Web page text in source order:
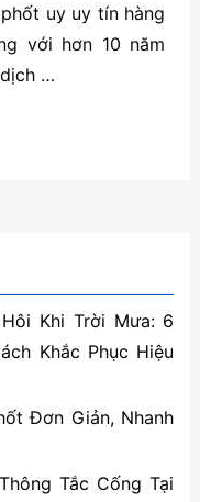
uy uy tín hàng
với hơn 10 năm
…
Khi Trời Mưa: 6
Khắc Phục Hiệu
Đơn Giản, Nhanh
Tắc Cống Tại